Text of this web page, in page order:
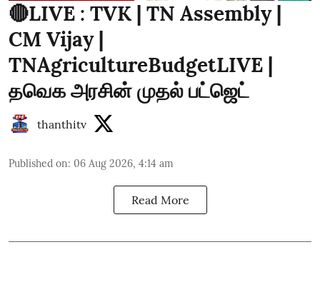
🔴LIVE : TVK | TN Assembly |
CM Vijay |
TNAgricultureBudgetLIVE |
தவெக அரசின் முதல் பட்ஜெட்
thanthitv
Published on: 06 Aug 2026, 4:14 am
Read More